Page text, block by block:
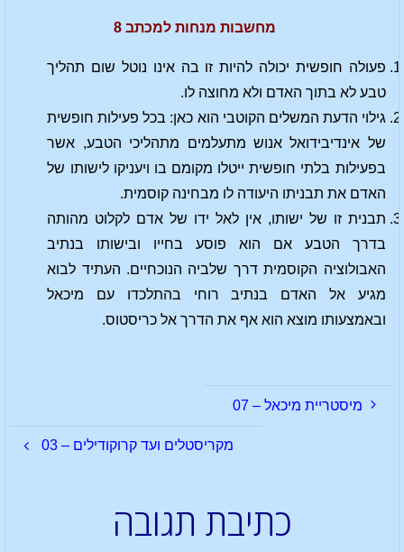
מחשבות מנחות למכתב 8
פעולה חופשית יכולה להיות זו בה אינו נוטל שום תהליך
טבע לא בתוך האדם ולא מחוצה לו.
גילוי הדעת המשלים הקוטבי הוא כאן: בכל פעילות חופשית
של אינדיבידואל אנוש מתעלמים מתהליכי הטבע, אשר
בפעילות בלתי חופשית ייטלו מקומם בו ויעניקו לישותו של
האדם את תבניתו היעודה לו מבחינה קוסמית.
תבנית זו של ישותו, אין לאל ידו של אדם לקלוט מהותה
בדרך הטבע אם הוא פוסע בחייו ובישותו בנתיב
האבולוציה הקוסמית דרך שלביה הנוכחיים. העתיד לבוא
מגיע אל האדם בנתיב רוחי בהתלכדו עם מיכאל
ובאמצעותו מוצא הוא אף את הדרך אל כריסטוס.
מיסטריית מיכאל – 07
מקריסטלים ועד קרוקודילים – 03
כתיבת תגובה